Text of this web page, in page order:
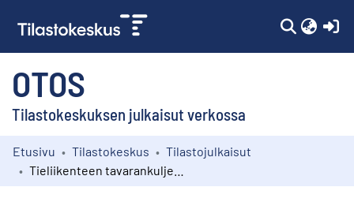
OTOS
Tilastokeskuksen julkaisut verkossa
Kokoelmat
Etusivu Tilastokeskus
Tilastojulkaisut